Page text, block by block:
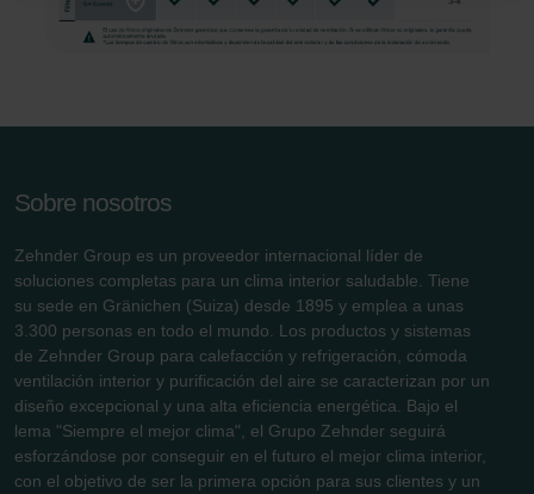
Zehnder Group Nederland bv: Privacyverklaringen
Zehnder Group Sales International: Privacy Policy
Sobre nosotros
Zehnder Group es un proveedor internacional líder de
soluciones completas para un clima interior saludable. Tiene
su sede en Gränichen (Suiza) desde 1895 y emplea a unas
3.300 personas en todo el mundo. Los productos y sistemas
de Zehnder Group para calefacción y refrigeración, cómoda
ventilación interior y purificación del aire se caracterizan por un
diseño excepcional y una alta eficiencia energética. Bajo el
lema "Siempre el mejor clima", el Grupo Zehnder seguirá
esforzándose por conseguir en el futuro el mejor clima interior,
con el objetivo de ser la primera opción para sus clientes y un